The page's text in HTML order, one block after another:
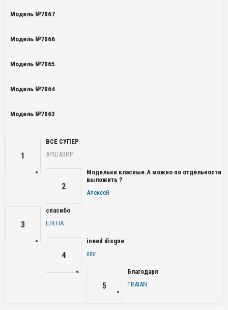
Модель №7067
Модель №7066
Модель №7065
Модель №7064
Модель №7063
1
ВСЕ СУПЕР
АРШАВИР
2
Модельки класные.А можно по отдельности
выложить ?
Алексей
3
спасибо
ЕЛЕНА
4
ineed disgne
nmr
5
Благодаря
TRAIAN